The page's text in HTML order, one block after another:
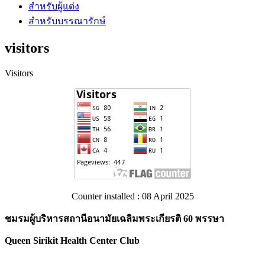
สำหรับผู้แต่ง
สำหรับบรรณารักษ์
visitors
Visitors
Counter installed : 08 April 2025
ชมรมผู้บริหารสถานีอนามัยเฉลิมพระเกียรติ 60 พรรษา
Queen Sirikit Health Center Club